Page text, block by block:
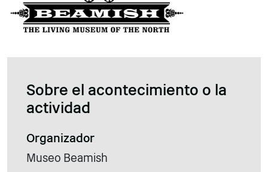
Sobre el acontecimiento o la
actividad
Organizador
Museo Beamish